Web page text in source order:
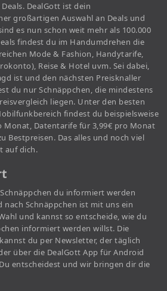
DealGott ist dein
großartigen Auswahl an Deals und
es nun schon weit mehr als 100.000
findest du im Handumdrehen die
Mode & Fashion, Handytarife,
Reise & Hotel uvm. Sei dabei,
ist und den nächsten Preisknaller
du nur Schnäppchen, die mindestens
liegen. Unter den besten
findest du beispielsweise
Monat, Datentarife für 3,99€ pro Monat
Bestpreisen. Das alles und noch viel
auf dich.
du informiert werden
nach Schnäppchen ist mit uns ein
und kannst so entscheide, wie du
informiert werden willst. Die
du per Newsletter, der täglich
über die DealGott App für Android
entscheidest und wir bringen dir die